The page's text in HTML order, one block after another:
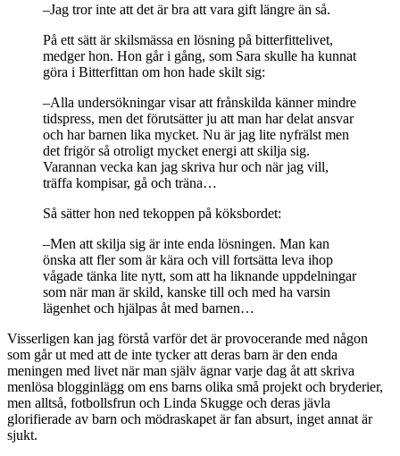
–Jag tror inte att det är bra att vara gift längre än så.
På ett sätt är skilsmässa en lösning på bitterfittelivet,
medger hon. Hon går i gång, som Sara skulle ha kunnat
göra i Bitterfittan om hon hade skilt sig:
–Alla undersökningar visar att frånskilda känner mindre
tidspress, men det förutsätter ju att man har delat ansvar
och har barnen lika mycket. Nu är jag lite nyfrälst men
det frigör så otroligt mycket energi att skilja sig.
Varannan vecka kan jag skriva hur och när jag vill,
träffa kompisar, gå och träna…
Så sätter hon ned tekoppen på köksbordet:
–Men att skilja sig är inte enda lösningen. Man kan
önska att fler som är kära och vill fortsätta leva ihop
vågade tänka lite nytt, som att ha liknande uppdelningar
som när man är skild, kanske till och med ha varsin
lägenhet och hjälpas åt med barnen…
Visserligen kan jag förstå varför det är provocerande med någon
som går ut med att de inte tycker att deras barn är den enda
meningen med livet när man själv ägnar varje dag åt att skriva
menlösa blogginlägg om ens barns olika små projekt och bryderier,
men alltså, fotbollsfrun och Linda Skugge och deras jävla
glorifierade av barn och mödraskapet är fan absurt, inget annat är
sjukt.